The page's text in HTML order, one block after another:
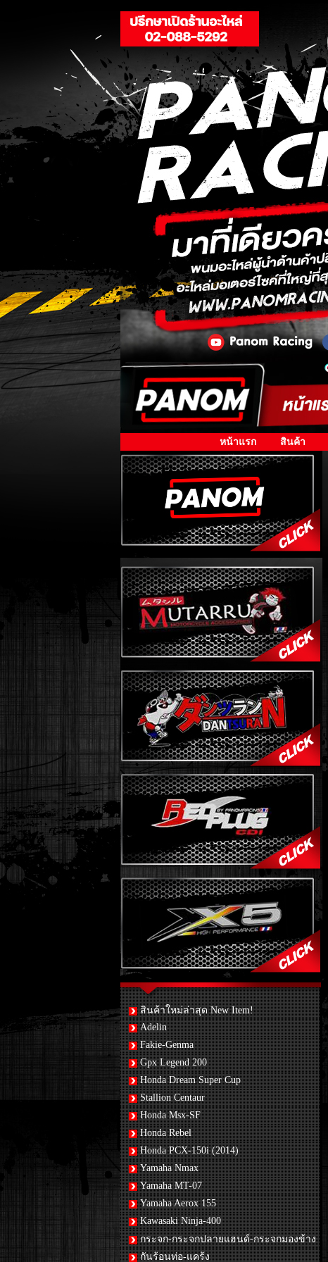
หน้าแรก สินค้า
สินค้าใหม่ล่าสุด New Item!
Adelin
Fakie-Genma
Gpx Legend 200
Honda Dream Super Cup
Stallion Centaur
Honda Msx-SF
Honda Rebel
Honda PCX-150i (2014)
Yamaha Nmax
Yamaha MT-07
Yamaha Aerox 155
Kawasaki Ninja-400
กระจก-กระจกปลายแฮนด์-กระจกมองข้าง
กันร้อนท่อ-แคร้ง